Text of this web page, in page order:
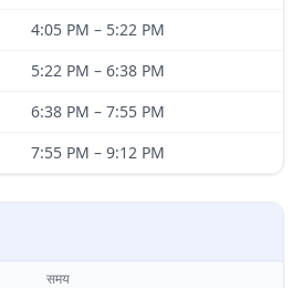
4:05 PM – 5:22 PM
5:22 PM – 6:38 PM
6:38 PM – 7:55 PM
7:55 PM – 9:12 PM
समय